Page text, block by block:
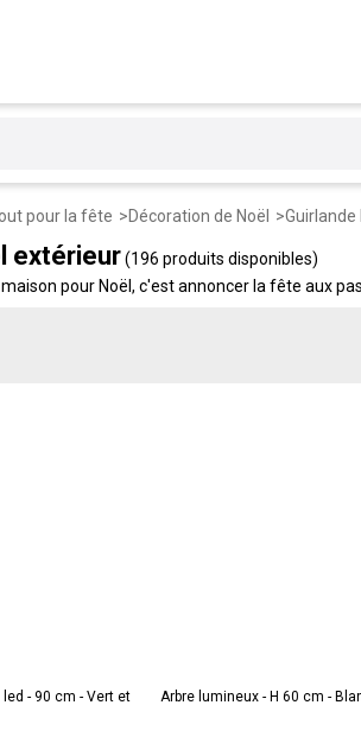
pour la fête Décoration de Noël Guirlande
extérieur(196 produits disponibles)
pour Noël, c'est annoncer la fête aux
- 90 cm - Vert et
Arbre lumineux - H 60 cm -